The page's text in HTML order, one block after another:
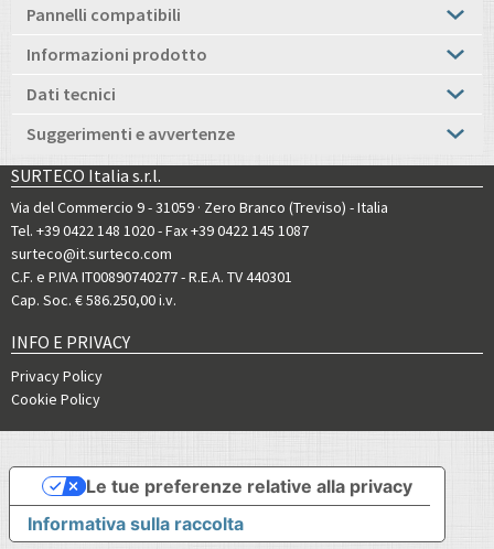
Pannelli compatibili
Informazioni prodotto
Dati tecnici
Suggerimenti e avvertenze
SURTECO Italia s.r.l.
Via del Commercio 9 - 31059 · Zero Branco (Treviso) - Italia
Tel. +39 0422 148 1020- Fax +39 0422 145 1087
surteco@it.surteco.com
C.F. e P.IVA IT00890740277 - R.E.A. TV 440301
Cap. Soc. € 586.250,00 i.v.
INFO E PRIVACY
Privacy Policy
Cookie Policy
Informativa sulla raccolta
Le tue preferenze relative alla privacy